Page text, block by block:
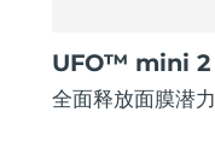
UFO™ mini 2
全面释放面膜潜力